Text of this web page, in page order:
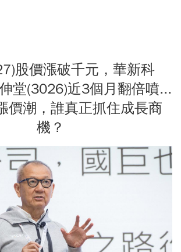
股價漲破千元，華新科
堂(3026)近3個月翻倍噴...
價潮，誰真正抓住成長商
機？